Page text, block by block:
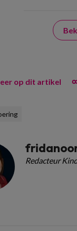
op dit artikel
Redacteur